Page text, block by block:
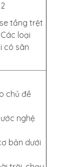
tầng trệt
loại
có sân
chủ đề
nghệ
bản dưới